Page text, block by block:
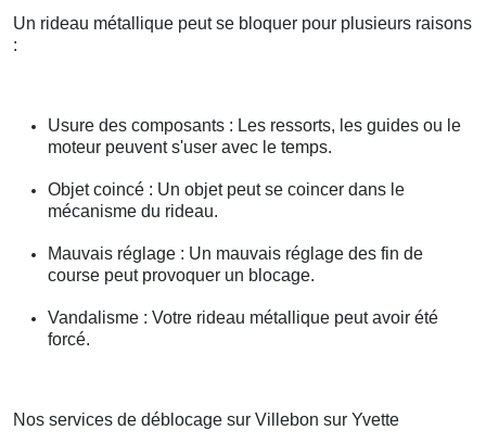
Un rideau métallique peut se bloquer pour plusieurs raisons
:
Usure des composants : Les ressorts, les guides ou le
moteur peuvent s'user avec le temps.
Objet coincé : Un objet peut se coincer dans le
mécanisme du rideau.
Mauvais réglage : Un mauvais réglage des fin de
course peut provoquer un blocage.
Vandalisme : Votre rideau métallique peut avoir été
forcé.
Nos services de déblocage sur Villebon sur Yvette